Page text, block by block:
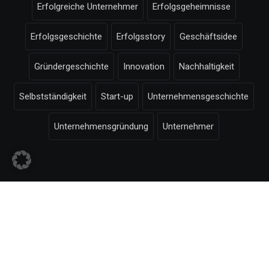
Erfolgreiche Unternehmer Erfolgsgeheimnisse
Erfolgsgeschichte Erfolgsstory Geschäftsidee
Gründergeschichte Innovation Nachhaltigkeit
Selbstständigkeit Start-up Unternehmensgeschichte
Unternehmensgründung Unternehmer